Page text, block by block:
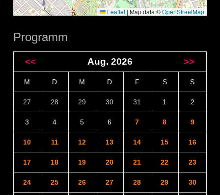
Leaflet | Map data ©OpenStreetMap
Programm
<< Aug. 2026 >>
M D M D F S S
27 28 29 30 31 1 2
3 4 5 6 7 8 9
10 11 12 13 14 15 16
17 18 19 20 21 22 23
24 25 26 27 28 29 30